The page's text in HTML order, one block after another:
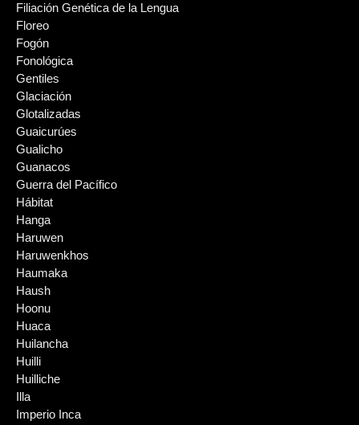
Filiación Genética de la Lengua
Floreo
Fogón
Fonológica
Gentiles
Glaciación
Glotalizadas
Guaicurúes
Gualicho
Guanacos
Guerra del Pacífico
Hábitat
Hanga
Haruwen
Haruwenkhos
Haumaka
Haush
Hoonu
Huaca
Huilancha
Huilli
Huilliche
Illa
Imperio Inca